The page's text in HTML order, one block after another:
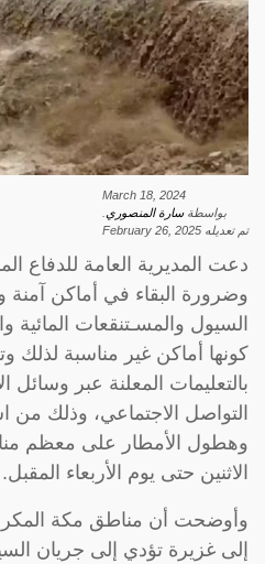
March 18, 2024
بواسطةسارة المنصوري
تم تعديله February 26, 2025
دعت المديرية العامة للدفاع
وضرورة البقاء في أماكن آمنة
السيول والمسـتنقعات المائية
كونها أماكن غير مناسبة لذلك
بالتعليمات المعلنة عبر وسائل
التواصل الاجتماعي، وذلك من
وهطول الأمطار على معظم
الاثنين حتى يوم الأربعاء المقبل.
وأوضحت أن مناطق مكة
إلى غزيرة تؤدي إلى جريان